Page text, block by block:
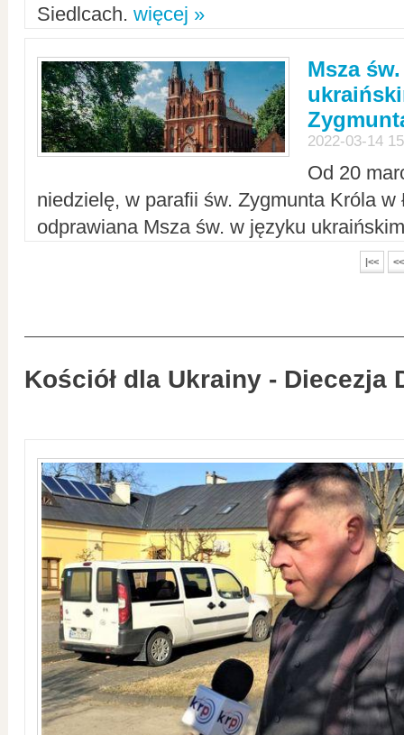
Siedlcach. więcej »
Msza
2022-03-14
Od 20
niedzielę, w parafii św. Zygmunta Króla w
odprawiana Msza św. w języku
|<< <<
Kościół dla Ukrainy - Diecezja